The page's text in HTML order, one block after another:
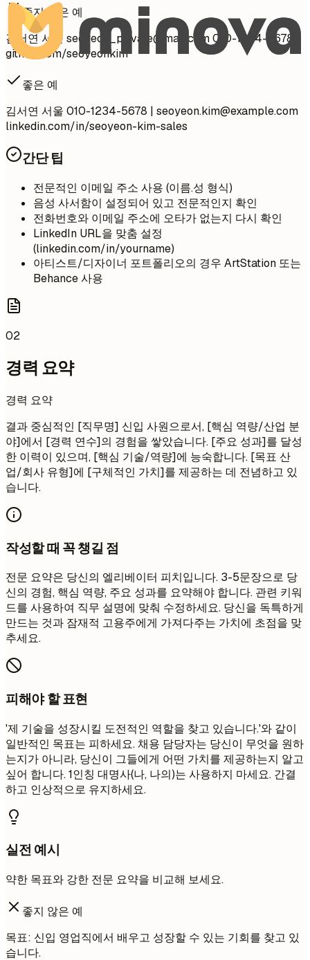
좋지 않은 예
김서연 서울 seoyeon_private@mail.com010-1234-5678
github.com/seoyeonkim
좋은 예
김서연 서울 010-1234-5678 | seoyeon.kim@example.com
linkedin.com/in/seoyeon-kim-sales
간단 팁
전문적인 이메일 주소 사용 (이름.성 형식)
음성 사서함이 설정되어 있고 전문적인지 확인
전화번호와 이메일 주소에 오타가 없는지 다시 확인
LinkedIn URL을 맞춤 설정
(linkedin.com/in/yourname)
아티스트/디자이너 포트폴리오의 경우 ArtStation 또는
Behance 사용
02
경력 요약
경력 요약
결과 중심적인 [직무명] 신입 사원으로서, [핵심 역량/산업 분
야]에서 [경력 연수]의 경험을 쌓았습니다. [주요 성과]를 달성
한 이력이 있으며, [핵심 기술/역량]에 능숙합니다. [목표 산
업/회사 유형]에 [구체적인 가치]를 제공하는 데 전념하고 있
습니다.
작성할 때 꼭 챙길 점
전문 요약은 당신의 엘리베이터 피치입니다. 3-5문장으로 당
신의 경험, 핵심 역량, 주요 성과를 요약해야 합니다. 관련 키워
드를 사용하여 직무 설명에 맞춰 수정하세요. 당신을 독특하게
만드는 것과 잠재적 고용주에게 가져다주는 가치에 초점을 맞
추세요.
피해야 할 표현
'제 기술을 성장시킬 도전적인 역할을 찾고 있습니다.'와 같이
일반적인 목표는 피하세요. 채용 담당자는 당신이 무엇을 원하
는지가 아니라, 당신이 그들에게 어떤 가치를 제공하는지 알고
싶어 합니다. 1인칭 대명사(나, 나의)는 사용하지 마세요. 간결
하고 인상적으로 유지하세요.
실전 예시
약한 목표와 강한 전문 요약을 비교해 보세요.
좋지 않은 예
목표: 신입 영업직에서 배우고 성장할 수 있는 기회를 찾고 있
습니다.